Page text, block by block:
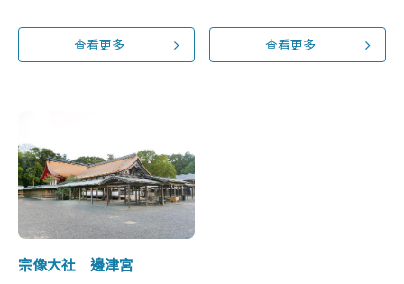
查看更多 查看更多
宗像大社 邊津宮